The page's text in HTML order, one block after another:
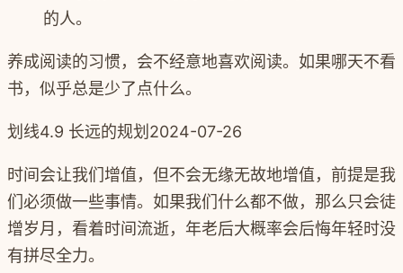
的人。
养成阅读的习惯，会不经意地喜欢阅读。如果哪天不看
书，似乎总是少了点什么。
划线4.9 长远的规划 2024-07-26
时间会让我们增值，但不会无缘无故地增值，前提是我
们必须做一些事情。如果我们什么都不做，那么只会徒
增岁月，看着时间流逝，年老后大概率会后悔年轻时没
有拼尽全力。